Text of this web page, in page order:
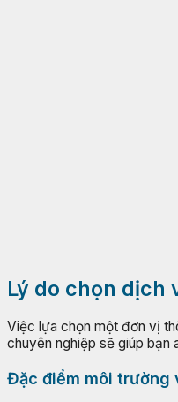
Lý do chọn dịch
Việc lựa chọn một đơn vị
chuyên nghiệp sẽ giúp bạn
Đặc điểm môi trường